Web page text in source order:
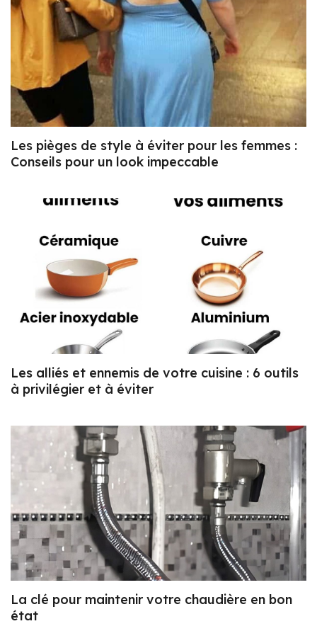
Les pièges de style à éviter pour les femmes :
Conseils pour un look impeccable
Les alliés et ennemis de votre cuisine : 6 outils
à privilégier et à éviter
La clé pour maintenir votre chaudière en bon
état